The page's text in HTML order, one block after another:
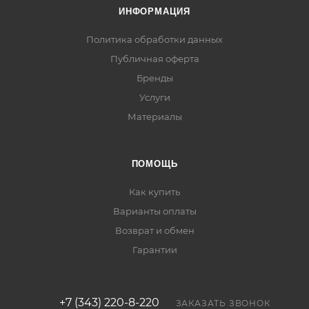
ИНФОРМАЦИЯ
Политика обработки данных
Публичная оферта
Бренды
Услуги
Материалы
ПОМОЩЬ
Как купить
Варианты оплаты
Возврат и обмен
Гарантии
+7 (343) 220-8-220 ЗАКАЗАТЬ ЗВОНОК